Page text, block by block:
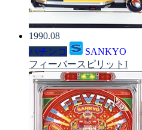
1990.08
パチンコ
SANKYO
フィーバースピリットI